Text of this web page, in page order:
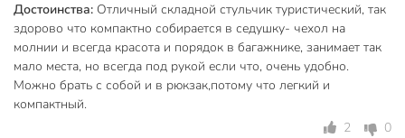
Достоинства: Отличный складной стульчик туристический, так
здорово что компактно собирается в седушку- чехол на
молнии и всегда красота и порядок в багажнике, занимает так
мало места, но всегда под рукой если что, очень удобно.
Можно брать с собой и в рюкзак,потому что легкий и
компактный.
2
0